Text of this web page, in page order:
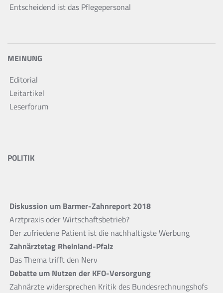
Entscheidend ist das Pflegepersonal
MEINUNG
Editorial
Leitartikel
Leserforum
POLITIK
Diskussion um Barmer-Zahnreport 2018
Arztpraxis oder Wirtschaftsbetrieb?
Der zufriedene Patient ist die nachhaltigste Werbung
Zahnärztetag Rheinland-Pfalz
Das Thema trifft den Nerv
Debatte um Nutzen der KFO-Versorgung
Zahnärzte widersprechen Kritik des Bundesrechnungshofs